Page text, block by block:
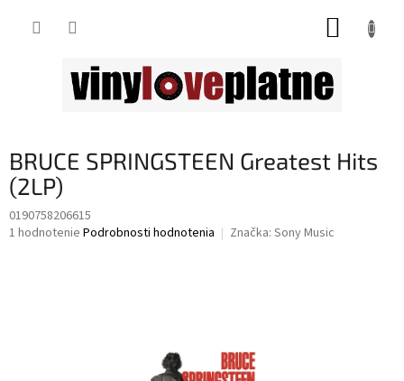
BRUCE SPRINGSTEEN Greatest Hits
(2LP)
0190758206615
Priemerné
1 hodnotenie Podrobnosti hodnotenia Značka: Sony Music